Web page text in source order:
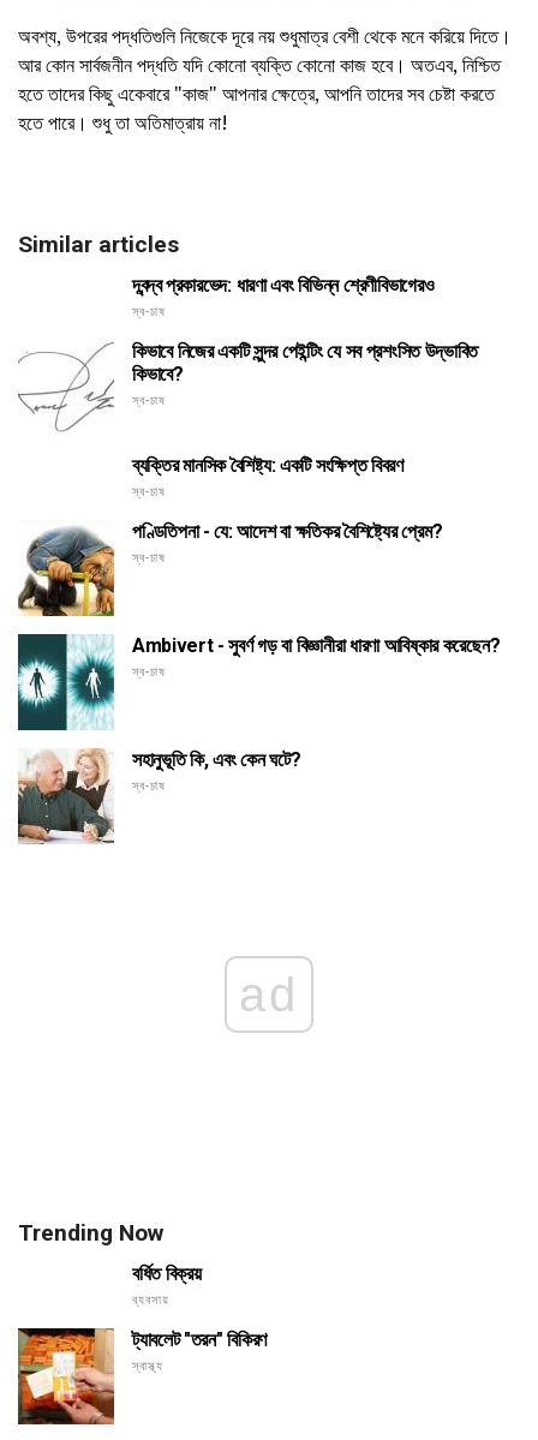
অবশ্য, উপরের পদ্ধতিগুলি নিজেকে দূরে নয় শুধুমাত্র বেশী থেকে মনে করিয়ে দিতে।
আর কোন সার্বজনীন পদ্ধতি যদি কোনো ব্যক্তি কোনো কাজ হবে। অতএব, নিশ্চিত
হতে তাদের কিছু একেবারে "কাজ" আপনার ক্ষেত্রে, আপনি তাদের সব চেষ্টা করতে
হতে পারে। শুধু তা অতিমাত্রায় না!
Similar articles
দ্বন্দ্ব প্রকারভেদ: ধারণা এবং বিভিন্ন শ্রেণীবিভাগেরও
স্ব-চাষ
কিভাবে নিজের একটি সুন্দর পেইন্টিং যে সব প্রশংসিত উদ্ভাবিত
কিভাবে?
স্ব-চাষ
ব্যক্তির মানসিক বৈশিষ্ট্য: একটি সংক্ষিপ্ত বিবরণ
স্ব-চাষ
পণ্ডিতিপনা - যে: আদেশ বা ক্ষতিকর বৈশিষ্ট্যের প্রেম?
স্ব-চাষ
Ambivert - সুবর্ণ গড় বা বিজ্ঞানীরা ধারণা আবিষ্কার করেছেন?
স্ব-চাষ
সহানুভূতি কি, এবং কেন ঘটে?
স্ব-চাষ
ad
Trending Now
বর্ধিত বিক্রয়
ব্যবসায়
ট্যাবলেট "তরন" বিকিরণ
স্বাস্থ্য